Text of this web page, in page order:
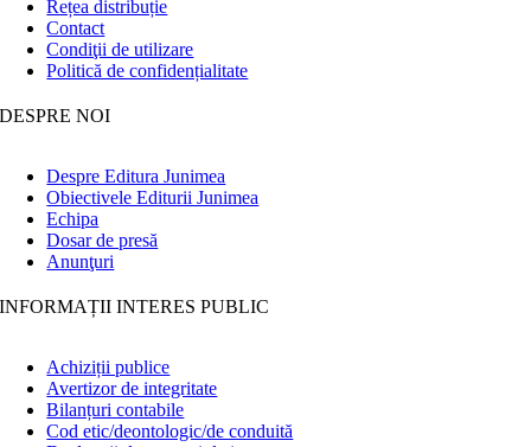
Rețea distribuție
Contact
Condiţii de utilizare
Politică de confidențialitate
DESPRE NOI
Despre Editura Junimea
Obiectivele Editurii Junimea
Echipa
Dosar de presă
Anunţuri
INFORMAȚII INTERES PUBLIC
Achiziții publice
Avertizor de integritate
Bilanțuri contabile
Cod etic/deontologic/de conduită